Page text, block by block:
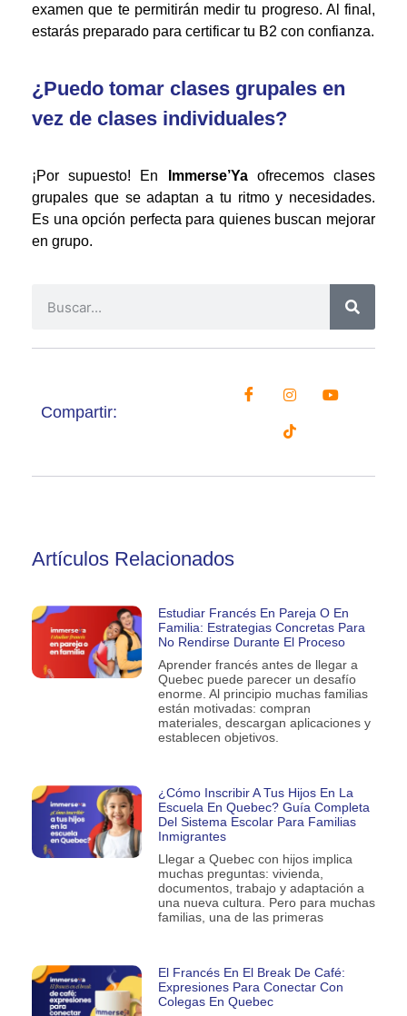
examen que te permitirán medir tu progreso. Al final,
estarás preparado para certificar tu B2 con confianza.
¿Puedo tomar clases grupales en
vez de clases individuales?
¡Por supuesto! En Immerse’Yaofrecemos clases
grupales que se adaptan a tu ritmo y necesidades.
Es una opción perfecta para quienes buscan mejorar
en grupo.
Compartir:
Artículos Relacionados
Estudiar Francés En Pareja O En
Familia: Estrategias Concretas Para
No Rendirse Durante El Proceso
Aprender francés antes de llegar a
Quebec puede parecer un desafío
enorme. Al principio muchas familias
están motivadas: compran
materiales, descargan aplicaciones y
establecen objetivos.
¿Cómo Inscribir A Tus Hijos En La
Escuela En Quebec? Guía Completa
Del Sistema Escolar Para Familias
Inmigrantes
Llegar a Quebec con hijos implica
muchas preguntas: vivienda,
documentos, trabajo y adaptación a
una nueva cultura. Pero para muchas
familias, una de las primeras
El Francés En El Break De Café:
Expresiones Para Conectar Con
Colegas En Quebec